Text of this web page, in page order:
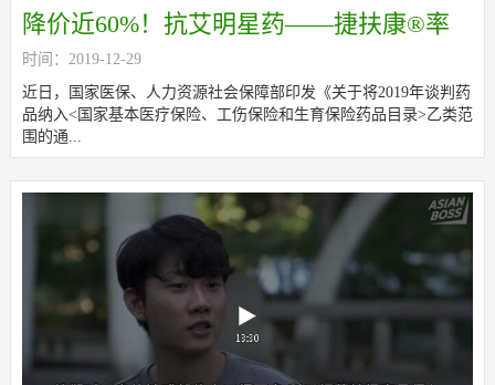
降价近60%！抗艾明星药——捷扶康®率
先落地医保谈判价格
时间：2019-12-29
近日，国家医保、人力资源社会保障部印发《关于将2019年谈判药
品纳入<国家基本医疗保险、工伤保险和生育保险药品目录>乙类范
围的通...